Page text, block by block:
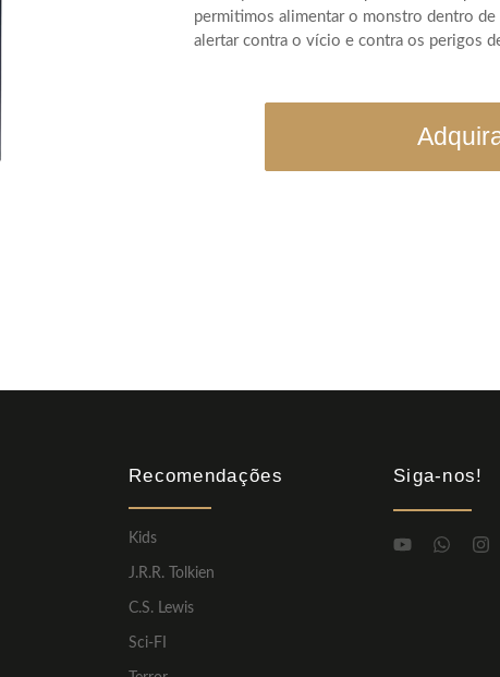
permitimos alimentar o monstro dentro de
alertar contra o vício e contra os perigos
Recomendações
Kids
J.R.R. Tolkien
C.S. Lewis
Sci-FI
Siga-nos!